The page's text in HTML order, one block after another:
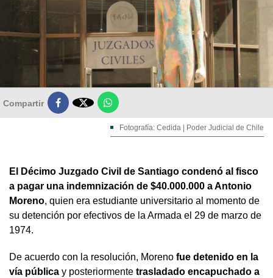
Compartir 
Fotografía: Cedida | Poder Judicial de Chile
El Décimo Juzgado Civil de Santiago condenó al fisco
a pagar una indemnización de $40.000.000 a Antonio
Moreno, quien era estudiante universitario al momento de
su detención por efectivos de la Armada el 29 de marzo de
1974.
De acuerdo con la resolución, Moreno fue detenido en la
vía pública y posteriormente trasladado encapuchado a